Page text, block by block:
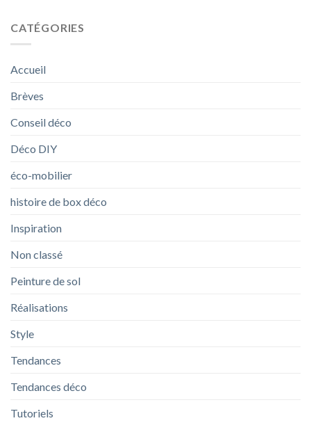
CATÉGORIES
Accueil
Brèves
Conseil déco
Déco DIY
éco-mobilier
histoire de box déco
Inspiration
Non classé
Peinture de sol
Réalisations
Style
Tendances
Tendances déco
Tutoriels